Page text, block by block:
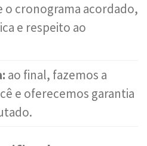
cronograma acordado,
e respeito ao
ao final, fazemos a
e oferecemos garantia